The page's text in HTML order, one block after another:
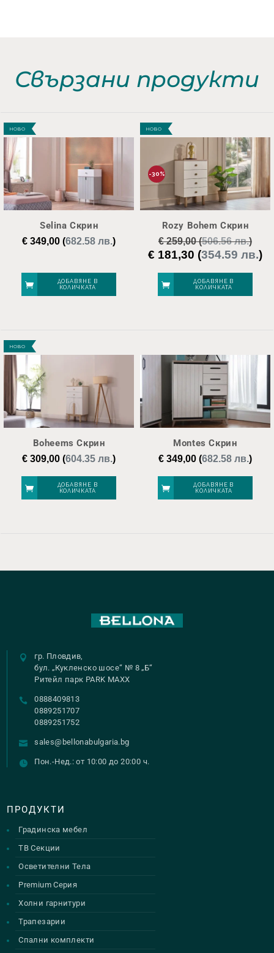
Свързани продукти
НОВО
Selina Скрин
€ 349,00 (682.58 лв.)
ДОБАВЯНЕ В
КОЛИЧКАТА
НОВО
-30%
Rozy Bohem Скрин
€259,00(506.56 лв.)
Original
was:
€ 259,00.
€ 181,30 (354.59 лв.)
ДОБАВЯНЕ В
КОЛИЧКАТА
НОВО
Boheems Скрин
€ 309,00 (604.35 лв.)
ДОБАВЯНЕ В
КОЛИЧКАТА
Montes Скрин
€349,00(682.58 лв.)
ДОБАВЯНЕ В
КОЛИЧКАТА
гр. Пловдив,
бул. „Кукленско шосе“ № 8 „Б“
Ритейл парк PARK MAXX
0888409813
0889251707
0889251752
sales@bellonabulgaria.bg
Пон.-Нед.: от 10:00 до 20:00 ч.
ПРОДУКТИ
Градинска мебел
ТВ Секции
Осветителни Тела
Premium Серия
Холни гарнитури
Трапезарии
Спални комплекти